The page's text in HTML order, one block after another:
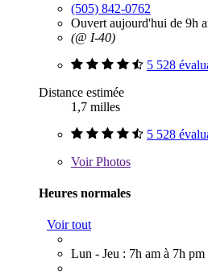
(505) 842-0762
Ouvert aujourd'hui de 9h
(@ I-40)
5 528
Distance estimée
1,7 milles
5 528
VoirPhotos
Heures normales
Voir tout
Lun - Jeu : 7h am à 7h pm